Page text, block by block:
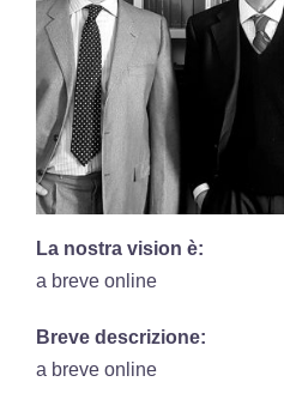
La nostra vision è:
a breve online
Breve descrizione:
a breve online